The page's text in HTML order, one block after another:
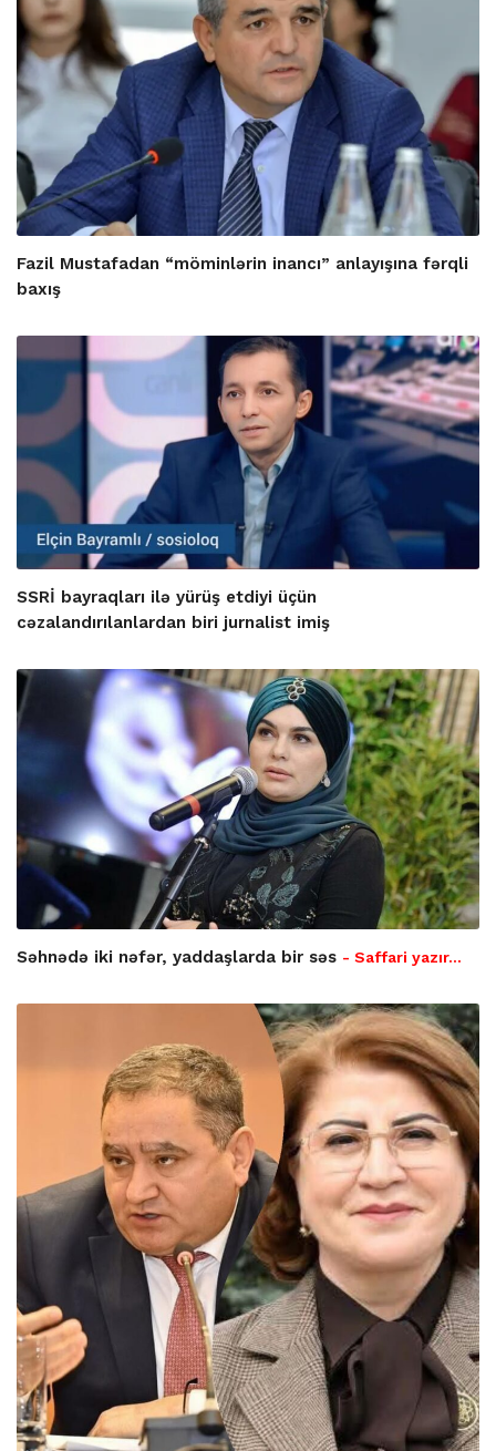
Fazil Mustafadan “möminlərin inancı” anlayışına fərqli
baxış
SSRİ bayraqları ilə yürüş etdiyi üçün
cəzalandırılanlardan biri jurnalist imiş
Səhnədə iki nəfər, yaddaşlarda bir səs - Saffari yazır…